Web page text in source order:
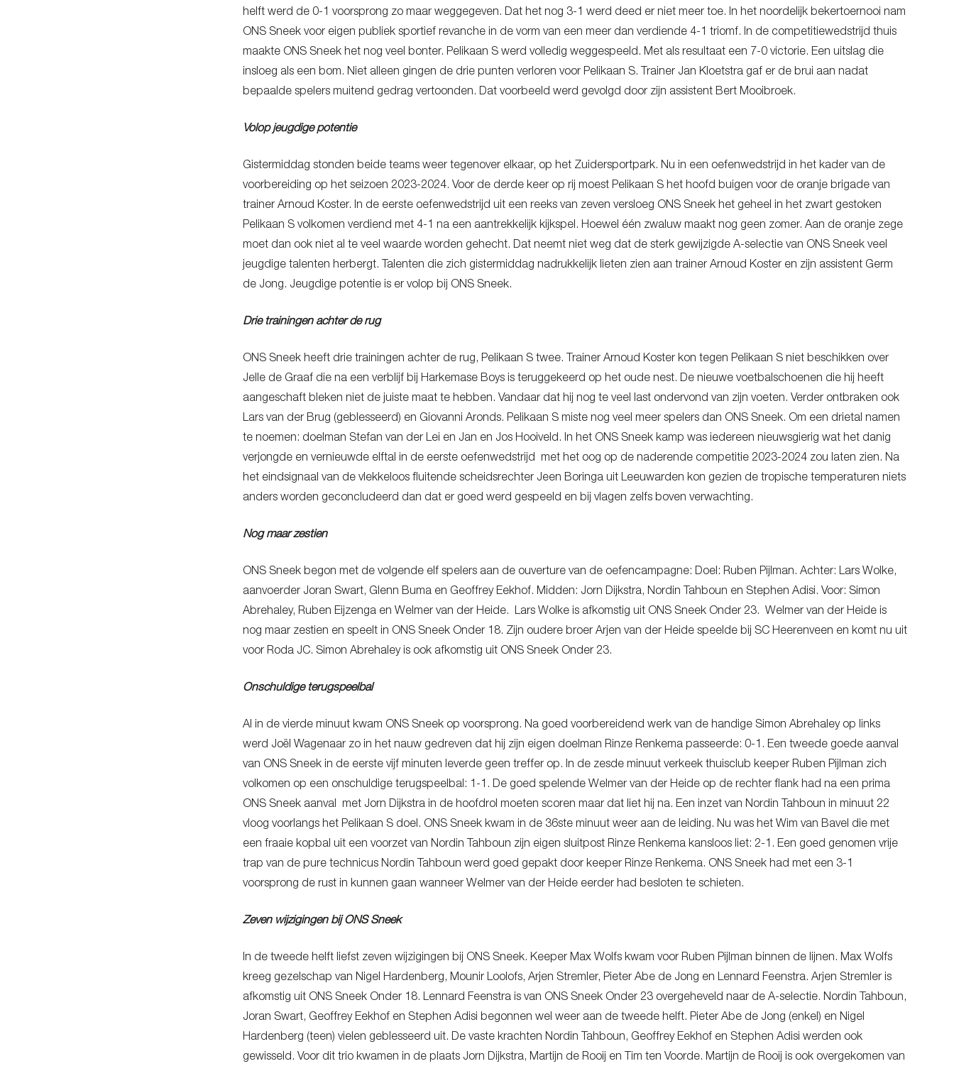
helft werd de 0-1 voorsprong zo maar weggegeven. Dat het nog 3-1 werd deed er niet meer toe. In het noordelijk bekertoernooi nam
ONS Sneek voor eigen publiek sportief revanche in de vorm van een meer dan verdiende 4-1 triomf. In de competitiewedstrijd thuis
maakte ONS Sneek het nog veel bonter. Pelikaan S werd volledig weggespeeld. Met als resultaat een 7-0 victorie. Een uitslag die
insloeg als een bom. Niet alleen gingen de drie punten verloren voor Pelikaan S. Trainer Jan Kloetstra gaf er de brui aan nadat
bepaalde spelers muitend gedrag vertoonden. Dat voorbeeld werd gevolgd door zijn assistent Bert Mooibroek.
Volop jeugdige potentie
Gistermiddag stonden beide teams weer tegenover elkaar, op het Zuidersportpark. Nu in een oefenwedstrijd in het kader van de
voorbereiding op het seizoen 2023-2024. Voor de derde keer op rij moest Pelikaan S het hoofd buigen voor de oranje brigade van
trainer Arnoud Koster. In de eerste oefenwedstrijd uit een reeks van zeven versloeg ONS Sneek het geheel in het zwart gestoken
Pelikaan S volkomen verdiend met 4-1 na een aantrekkelijk kijkspel. Hoewel één zwaluw maakt nog geen zomer. Aan de oranje zege
moet dan ook niet al te veel waarde worden gehecht. Dat neemt niet weg dat de sterk gewijzigde A-selectie van ONS Sneek veel
jeugdige talenten herbergt. Talenten die zich gistermiddag nadrukkelijk lieten zien aan trainer Arnoud Koster en zijn assistent Germ
de Jong. Jeugdige potentie is er volop bij ONS Sneek.
Drie trainingen achter de rug
ONS Sneek heeft drie trainingen achter de rug, Pelikaan S twee. Trainer Arnoud Koster kon tegen Pelikaan S niet beschikken over
Jelle de Graaf die na een verblijf bij Harkemase Boys is teruggekeerd op het oude nest. De nieuwe voetbalschoenen die hij heeft
aangeschaft bleken niet de juiste maat te hebben. Vandaar dat hij nog te veel last ondervond van zijn voeten. Verder ontbraken ook
Lars van der Brug (geblesseerd) en Giovanni Aronds. Pelikaan S miste nog veel meer spelers dan ONS Sneek. Om een drietal namen
te noemen: doelman Stefan van der Lei en Jan en Jos Hooiveld. In het ONS Sneek kamp was iedereen nieuwsgierig wat het danig
verjongde en vernieuwde elftal in de eerste oefenwedstrijd met het oog op de naderende competitie 2023-2024 zou laten zien. Na
het eindsignaal van de vlekkeloos fluitende scheidsrechter Jeen Boringa uit Leeuwarden kon gezien de tropische temperaturen niets
anders worden geconcludeerd dan dat er goed werd gespeeld en bij vlagen zelfs boven verwachting.
Nog maar zestien
ONS Sneek begon met de volgende elf spelers aan de ouverture van de oefencampagne: Doel: Ruben Pijlman. Achter: Lars Wolke,
aanvoerder Joran Swart, Glenn Buma en Geoffrey Eekhof. Midden: Jorn Dijkstra, Nordin Tahboun en Stephen Adisi. Voor: Simon
Abrehaley, Ruben Eijzenga en Welmer van der Heide. Lars Wolke is afkomstig uit ONS Sneek Onder 23. Welmer van der Heide is
nog maar zestien en speelt in ONS Sneek Onder 18. Zijn oudere broer Arjen van der Heide speelde bij SC Heerenveen en komt nu uit
voor Roda JC. Simon Abrehaley is ook afkomstig uit ONS Sneek Onder 23.
Onschuldige terugspeelbal
Al in de vierde minuut kwam ONS Sneek op voorsprong. Na goed voorbereidend werk van de handige Simon Abrehaley op links
werd Joël Wagenaar zo in het nauw gedreven dat hij zijn eigen doelman Rinze Renkema passeerde: 0-1. Een tweede goede aanval
van ONS Sneek in de eerste vijf minuten leverde geen treffer op. In de zesde minuut verkeek thuisclub keeper Ruben Pijlman zich
volkomen op een onschuldige terugspeelbal: 1-1. De goed spelende Welmer van der Heide op de rechter flank had na een prima
ONS Sneek aanval met Jorn Dijkstra in de hoofdrol moeten scoren maar dat liet hij na. Een inzet van Nordin Tahboun in minuut 22
vloog voorlangs het Pelikaan S doel. ONS Sneek kwam in de 36ste minuut weer aan de leiding. Nu was het Wim van Bavel die met
een fraaie kopbal uit een voorzet van Nordin Tahboun zijn eigen sluitpost Rinze Renkema kansloos liet: 2-1. Een goed genomen vrije
trap van de pure technicus Nordin Tahboun werd goed gepakt door keeper Rinze Renkema. ONS Sneek had met een 3-1
voorsprong de rust in kunnen gaan wanneer Welmer van der Heide eerder had besloten te schieten.
Zeven wijzigingen bij ONS Sneek
In de tweede helft liefst zeven wijzigingen bij ONS Sneek. Keeper Max Wolfs kwam voor Ruben Pijlman binnen de lijnen. Max Wolfs
kreeg gezelschap van Nigel Hardenberg, Mounir Loolofs, Arjen Stremler, Pieter Abe de Jong en Lennard Feenstra. Arjen Stremler is
afkomstig uit ONS Sneek Onder 18. Lennard Feenstra is van ONS Sneek Onder 23 overgeheveld naar de A-selectie. Nordin Tahboun,
Joran Swart, Geoffrey Eekhof en Stephen Adisi begonnen wel weer aan de tweede helft. Pieter Abe de Jong (enkel) en Nigel
Hardenberg (teen) vielen geblesseerd uit. De vaste krachten Nordin Tahboun, Geoffrey Eekhof en Stephen Adisi werden ook
gewisseld. Voor dit trio kwamen in de plaats Jorn Dijkstra, Martijn de Rooij en Tim ten Voorde. Martijn de Rooij is ook overgekomen van